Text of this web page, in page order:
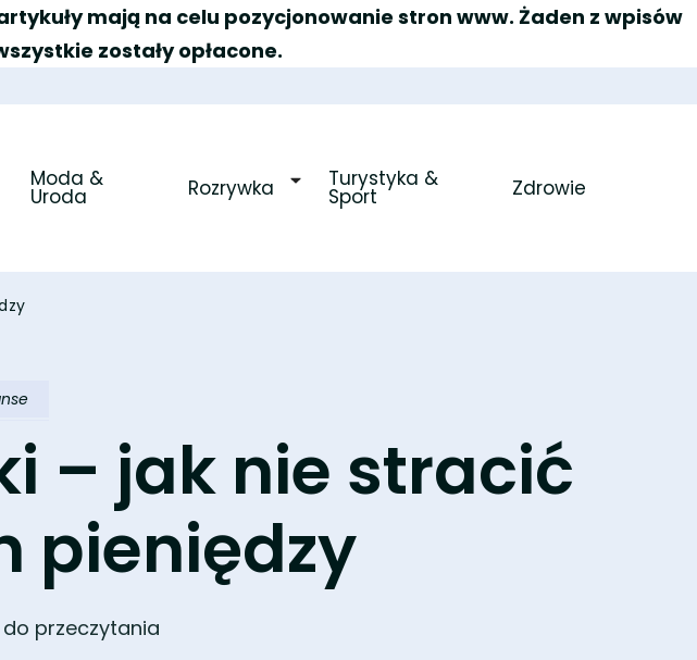
mają na celu pozycjonowanie stron www. Żaden z wpisów
zostały opłacone.
Moda &
Uroda Rozrywka Turystyka &
Sport Zdrowie
– jak nie stracić
pieniędzy
przeczytania